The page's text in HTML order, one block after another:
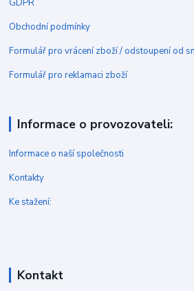
GDPR
Obchodní podmínky
Formulář pro vrácení zboží / odstoupení od
Formulář pro reklamaci zboží
Informace o provozovateli:
Informace o naší společnosti
Kontakty
Ke stažení:
Kontakt